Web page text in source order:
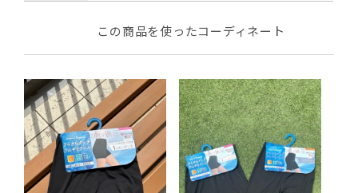
この商品を使ったコーディネート